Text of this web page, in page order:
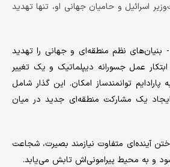
اسرائیل و حامیان جهانی او، تنها تهدید
- بنیان‌های نظم منطقه‌ای و جهانی را تهدید
عمل جسورانه دیپلماتیک و یک تغییر
توانمندساز امکان. این گذار شامل
یک مشارکت منطقه‌ای جدید در میان
آینده‌ای متفاوت نیازمند بصیرت، شجاعت
و به محیط پیرامونی‌اش تابش می‌یابد.